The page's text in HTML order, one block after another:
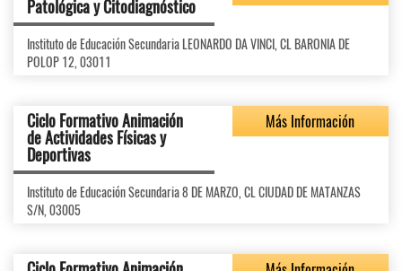
Patológica y Citodiagnóstico
Instituto de Educación Secundaria LEONARDO DA VINCI, CL BARONIA DE
POLOP 12, 03011
Ciclo Formativo Animación
de Actividades Físicas y
Deportivas
Más Información
Instituto de Educación Secundaria 8 DE MARZO, CL CIUDAD DE MATANZAS
S/N, 03005